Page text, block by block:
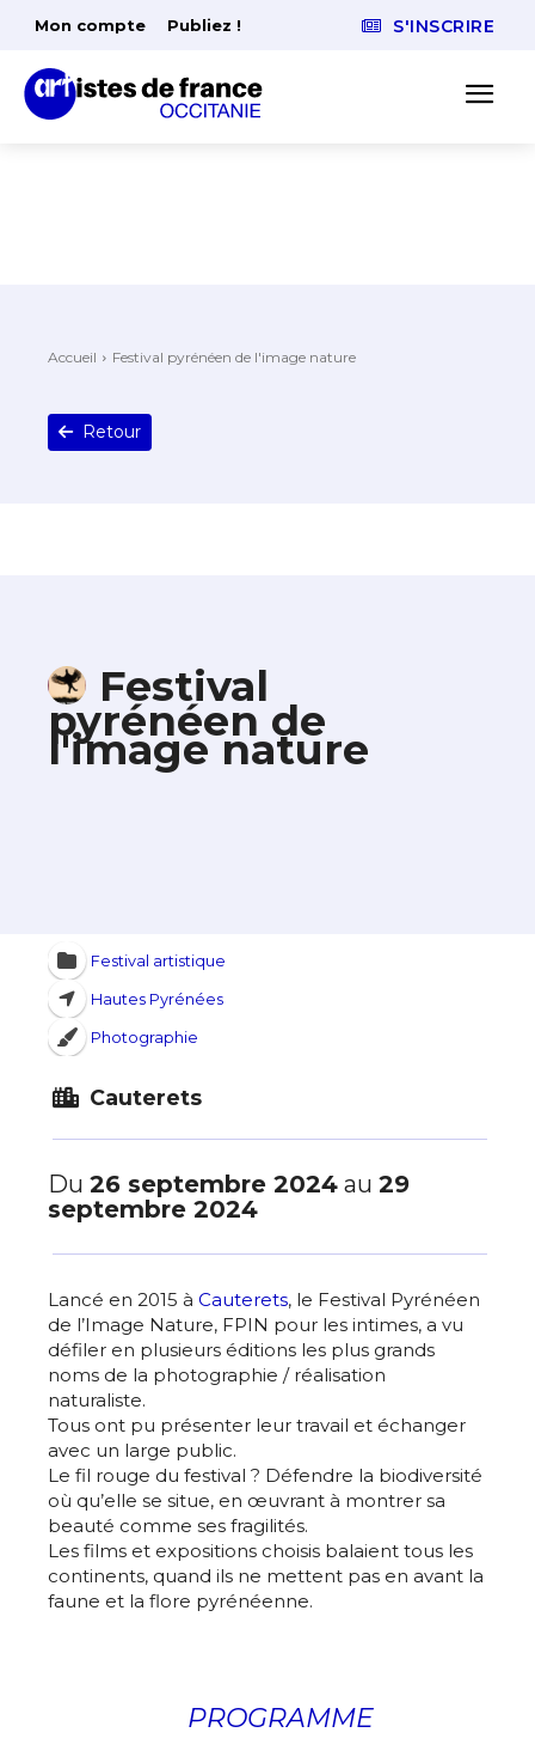
Mon compte Publiez ! S'INSCRIRE
Accueil Festival pyrénéen de l'image nature
Retour
Festival
pyrénéen de
l'image nature
Festival artistique
Hautes Pyrénées
Photographie
Cauterets
Du 26 septembre 2024 au 29
septembre 2024
Lancé en 2015 à Cauterets, le Festival Pyrénéen
de l’Image Nature, FPIN pour les intimes, a vu
défiler en plusieurs éditions les plus grands
noms de la photographie / réalisation
naturaliste.
Tous ont pu présenter leur travail et échanger
avec un large public.
Le fil rouge du festival ? Défendre la biodiversité
où qu’elle se situe, en œuvrant à montrer sa
beauté comme ses fragilités.
Les films et expositions choisis balaient tous les
continents, quand ils ne mettent pas en avant la
faune et la flore pyrénéenne.
PROGRAMME